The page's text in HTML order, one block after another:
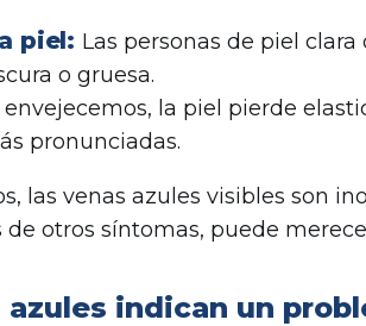
piel: Las personas de piel
o gruesa.
la piel pierde
pronunciadas.
las venas azules visibles son
otros síntomas, puede
azules indican un